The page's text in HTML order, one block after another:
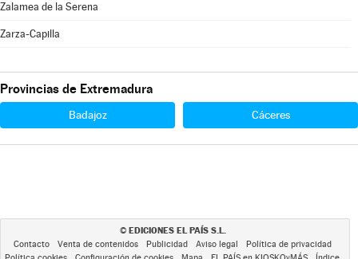
Zalamea de la Serena
Zarza-Capilla
Provincias de Extremadura
Badajoz Cáceres
© EDICIONES EL PAÍS S.L.
Contacto Venta de contenidos Publicidad Aviso legal
Política de privacidad